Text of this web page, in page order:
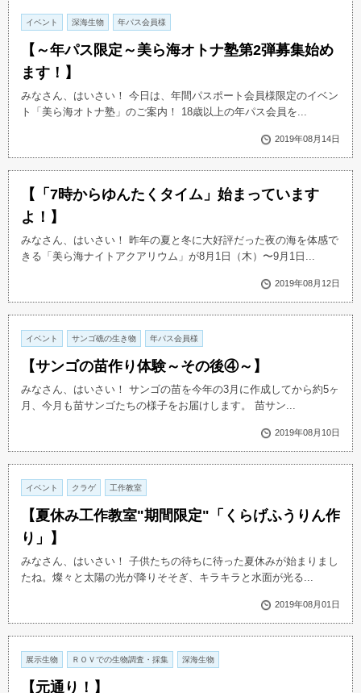
イベント 深海生物 年パス会員様
【～年パス限定～美ら海オトナ塾第2弾募集始め
ます！】
みなさん、はいさい！ 今日は、年間パスポート会員様限定のイベン
ト「美ら海オトナ塾」のご案内！ 18歳以上の年パス会員を...
2019年08月14日
【「7時からゆんたくタイム」始まっています
よ！】
みなさん、はいさい！ 昨年の夏と冬に大好評だった夜の海を体感で
きる「美ら海ナイトアクアリウム」が8月1日（木）〜9月1日...
2019年08月12日
イベント サンゴ礁の生き物 年パス会員様
【サンゴの苗作り体験～その後④～】
みなさん、はいさい！ サンゴの苗を今年の3月に作成してから約5ヶ
月、今月も苗サンゴたちの様子をお届けします。 苗サン...
2019年08月10日
イベント クラゲ 工作教室
【夏休み工作教室"期間限定"「くらげふうりん作
り」】
みなさん、はいさい！ 子供たちの待ちに待った夏休みが始まりまし
たね。燦々と太陽の光が降りそそぎ、キラキラと水面が光る...
2019年08月01日
展示生物 ＲＯＶでの生物調査・採集 深海生物
【元通り！】